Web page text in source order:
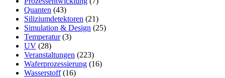
Quanten (43)
Siliziumdetektoren (21)
Simulation & Design (25)
Temperatur(3)
UV (28)
Veranstaltungen (223)
Waferprozessierung (16)
Wasserstoff(16)